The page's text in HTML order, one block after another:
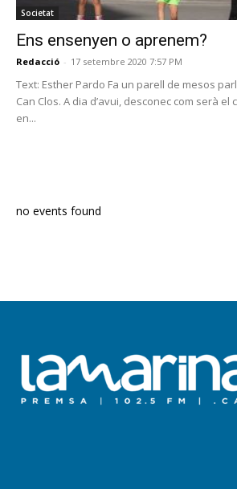
Societat
Ens ensenyen o aprenem?
Redacció - 17 setembre 2020 7:57 PM
Text: Esther Pardo Fa un parell de mesos
Can Clos. A dia d’avui, desconec com serà
en...
no events found